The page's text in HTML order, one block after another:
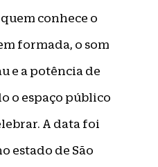
conhece o
formada, o som
e a potência de
o espaço público
A data foi
estado de São